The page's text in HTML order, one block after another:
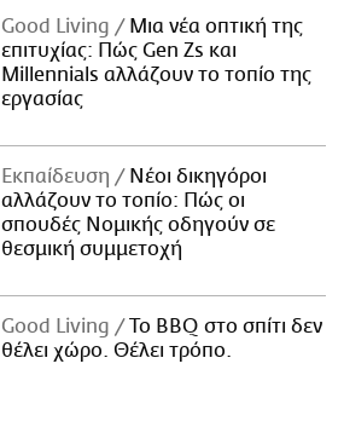
Good Living
Μια νέα οπτική της
επιτυχίας: Πώς Gen Zs και
Millennials αλλάζουν το τοπίο της
εργασίας
Εκπαίδευση
Νέοι δικηγόροι
αλλάζουν το τοπίο: Πώς οι
σπουδές Νομικής οδηγούν σε
θεσμική συμμετοχή
Good Living
Το BBQ στο σπίτι δεν
θέλει χώρο. Θέλει τρόπο.